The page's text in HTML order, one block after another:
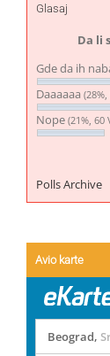
Glasaj
Da li
Gde da ih
Daaaaaa
Nope (21%, 60
Polls Archive
Avio karte
Beograd,